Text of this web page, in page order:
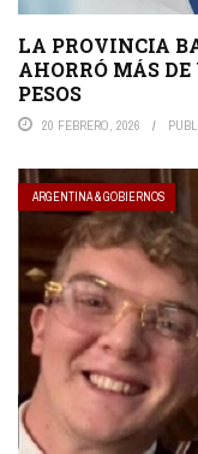
LA PROVINCIA
AHORRÓ MÁS
PESOS
20 FEBRERO, 2026
ARGENTINA & GOBIERNOS